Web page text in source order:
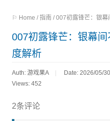
⚐ Home / 指南 / 007初露锋芒：银幕
007初露锋芒：银幕
度解析
Auth: 游戏果A Date: 2026/05/30
Views: 452
2条评论